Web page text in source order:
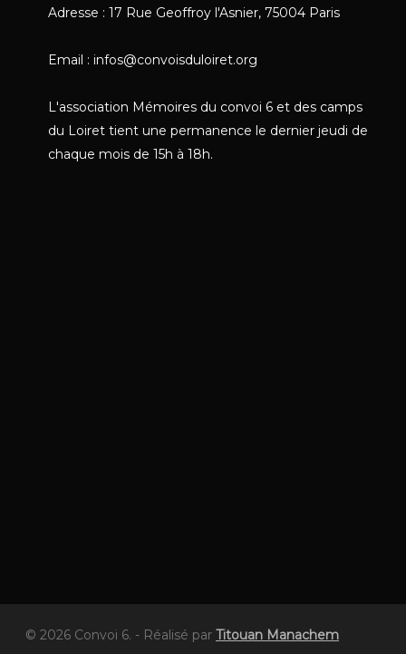
Adresse : 17 Rue Geoffroy l'Asnier, 75004 Paris
Email : infos@convoisduloiret.org
L'association Mémoires du convoi 6 et des camps
du Loiret tient une permanence le dernier jeudi de
chaque mois de 15h à 18h.
© 2026 Convoi 6. - Réalisé par Titouan Manachem